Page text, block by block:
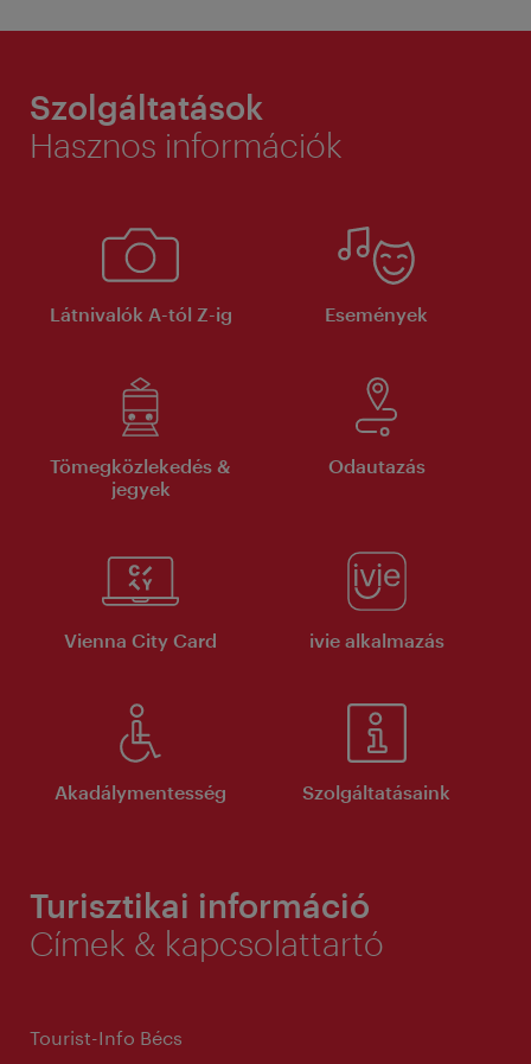
Szolgáltatások
Hasznos információk
Látnivalók A-tól Z-ig Események
Tömegközlekedés &
jegyek
Odautazás
Vienna City Card ivie alkalmazás
Akadálymentesség Szolgáltatásaink
Turisztikai információ
Címek & kapcsolattartó
Tourist-Info Bécs